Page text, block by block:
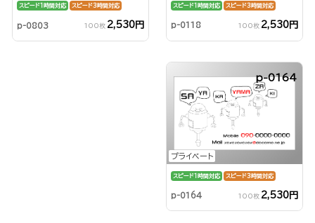
スピード1時間対応 スピード3時間対応
p-0803 100枚 2,530円
スピード1時間対応 スピード3時間対応
p-0118 100枚 2,530円
プライベート
p-0164
スピード1時間対応 スピード3時間対応
p-0164 100枚 2,530円